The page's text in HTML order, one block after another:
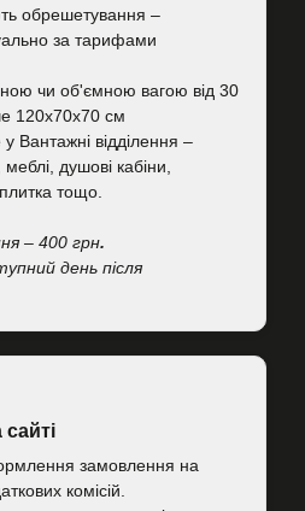
обрешетування –
за тарифами
чи об'ємною вагою від 30
120х70х70 см
Вантажні відділення –
душові кабіни,
тощо.
– 400 грн.
день після
замовлення на
комісій.